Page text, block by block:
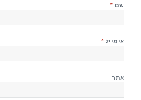
שם *
אימייל *
אתר